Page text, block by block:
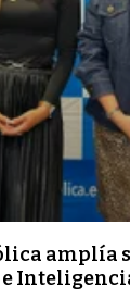
amplía
e